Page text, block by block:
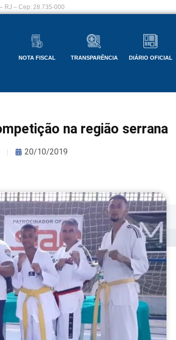
RJ – Cep: 28.735-000
NOTA FISCAL TRANSPARÊNCIA DIÁRIO OFICIAL
na região serrana
20/10/2019